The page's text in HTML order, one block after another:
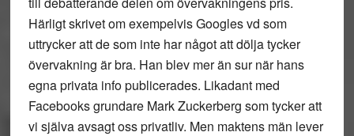
Härligt skrivet om exempelvis Googles vd som
uttrycker att de som inte har något att dölja tycker
övervakning är bra. Han blev mer än sur när hans
egna privata info publicerades. Likadant med
Facebooks grundare Mark Zuckerberg som tycker att
vi själva avsagt oss privatliv. Men maktens män lever